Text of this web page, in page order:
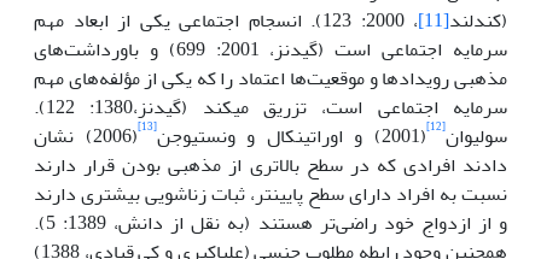
(­کندلند[11]
، 2000: 123). انسجام اجتماعی یکی از ابعاد مهم
سرمایه اجتماعی است (گیدنز، 2001: 699) و باورداشت‌های
مذهبی رویدادها و موقعیت‌ها اعتماد را که یکی از مؤلفه‌های مهم
سرمایه اجتماعی است، تزریق می­کند (گیدنز،1380­: 122).
سولیوان[12] (2001) و اوراتینکال و و­نستیوجن [13]
(­2006) نشان
دادند افرادی که در سطح بالاتری از مذهبی بودن قرار دارند
نسبت به افراد دارای سطح پایین­تر، ثبات زناشویی بیشتری دارند
و از ازدواج خود راضی‌تر هستند (به نقل از دانش، 1389: 5).